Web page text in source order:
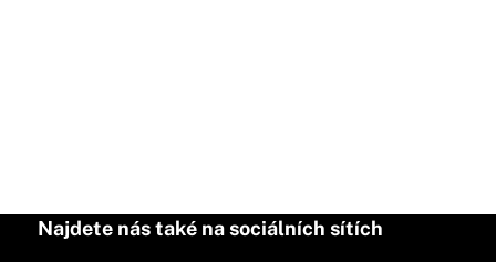
Najdete nás také na sociálních sítích